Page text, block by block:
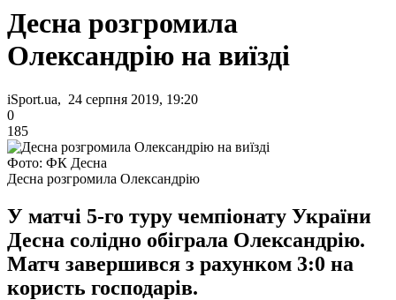
Десна розгромила
Олександрію на виїзді
iSport.ua, 24 серпня 2019, 19:20
0
185
Фото: ФК Десна
Десна розгромила Олександрію
У матчі 5-го туру чемпіонату України
Десна солідно обіграла Олександрію.
Матч завершився з рахунком 3:0 на
користь господарів.